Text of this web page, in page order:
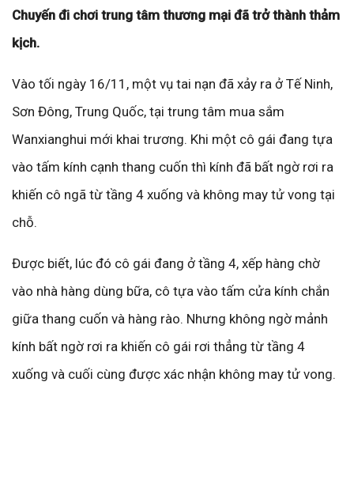
Chuyến đi chơi trung tâm thương mại đã trở thành thảm
kịch.
Vào tối ngày 16/11, một vụ tai nạn đã xảy ra ở Tế Ninh,
Sơn Đông, Trung Quốc, tại trung tâm mua sắm
Wanxianghui mới khai trương. Khi một cô gái đang tựa
vào tấm kính cạnh thang cuốn thì kính đã bất ngờ rơi ra
khiến cô ngã từ tầng 4 xuống và không may tử vong tại
chỗ.
Được biết, lúc đó cô gái đang ở tầng 4, xếp hàng chờ
vào nhà hàng dùng bữa, cô tựa vào tấm cửa kính chắn
giữa thang cuốn và hàng rào. Nhưng không ngờ mảnh
kính bất ngờ rơi ra khiến cô gái rơi thẳng từ tầng 4
xuống và cuối cùng được xác nhận không may tử vong.